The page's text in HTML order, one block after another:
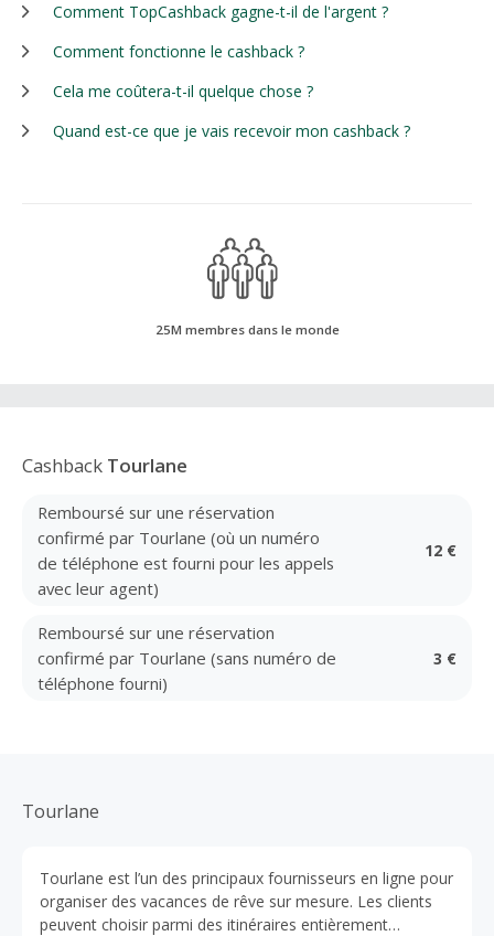
Comment TopCashback gagne-t-il de l'argent ?
Comment fonctionne le cashback ?
Cela me coûtera-t-il quelque chose ?
Quand est-ce que je vais recevoir mon cashback ?
25M membres dans le monde
Cashback Tourlane
Remboursé sur une réservation
confirmé par Tourlane (où un numéro
de téléphone est fourni pour les appels
avec leur agent)
12 €
Remboursé sur une réservation
confirmé par Tourlane (sans numéro de
téléphone fourni)
3 €
Tourlane
Tourlane est l’un des principaux fournisseurs en ligne pour
organiser des vacances de rêve sur mesure. Les clients
peuvent choisir parmi des itinéraires entièrement